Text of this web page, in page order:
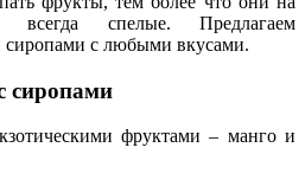
спелые. Предлагаем
сиропами с любыми вкусами.
сиропами
фруктами – манго и